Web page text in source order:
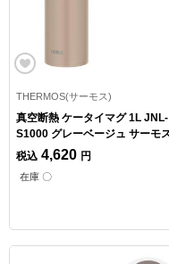
THERMOS(サーモス)
真空断熱 ケータイマグ 1L JNL-
S1000 グレーベージュ サーモス 水
筒
税込 4,620 円
在庫 〇